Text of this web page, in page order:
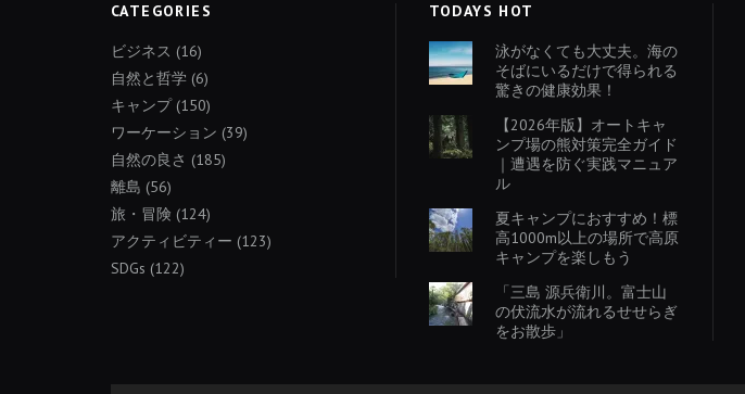
CATEGORIES
ビジネス (16)
自然と哲学 (6)
キャンプ(150)
ワーケーション (39)
自然の良さ (185)
離島 (56)
旅・冒険 (124)
アクティビティー (123)
SDGs (122)
TODAYS HOT
泳がなくても大丈夫。海の
そばにいるだけで得られる
驚きの健康効果！
【2026年版】オートキャ
ンプ場の熊対策完全ガイド
｜遭遇を防ぐ実践マニュア
ル
夏キャンプにおすすめ！標
高1000m以上の場所で高原
キャンプを楽しもう
「三島 源兵衛川。富士山
の伏流水が流れるせせらぎ
をお散歩」